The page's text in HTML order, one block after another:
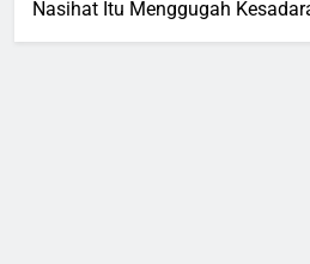
Nasihat Itu Menggugah